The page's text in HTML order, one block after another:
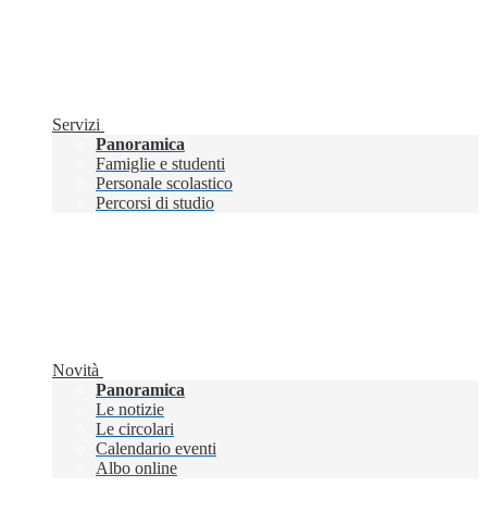
Servizi
Panoramica
Famiglie e studenti
Personale scolastico
Percorsi di studio
Novità
Panoramica
Le notizie
Le circolari
Calendario eventi
Albo online